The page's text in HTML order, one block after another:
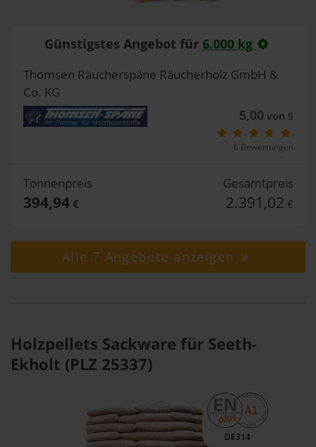
Günstigstes Angebot für 6.000 kg
Thomsen Räucherspäne Räucherholz GmbH &
Co. KG
5,00 von 5
6 Bewertungen
Tonnenpreis
394,94€
Gesamtpreis
2.391,02 €
Alle 7 Angebote anzeigen
Holzpellets Sackware für Seeth-
Ekholt (PLZ 25337)
DE314